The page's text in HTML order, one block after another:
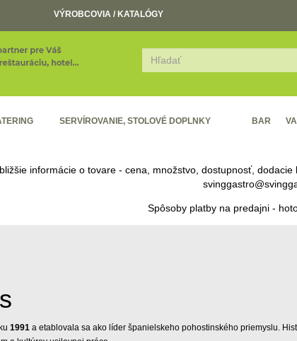
VÝROBCOVIA / KATALÓGY
SERVÍROVANIE, STOLOVÉ DOPLNKY BAR
informácie o tovare - cena, množstvo, dostupnosť,
Spôsoby platby na predajni -
1991 a etablovala sa ako líder španielskeho pohostinského priemyslu.